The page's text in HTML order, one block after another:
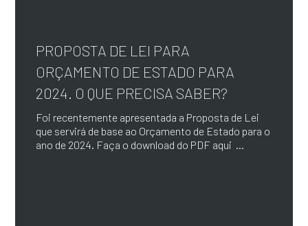
PROPOSTA DE LEI PARA
ORÇAMENTO DE ESTADO PARA
2024. O QUE PRECISA SABER?
Foi recentemente apresentada a Proposta de Lei
que servirá de base ao Orçamento de Estado para o
ano de 2024. Faça o download do PDF aqui ...